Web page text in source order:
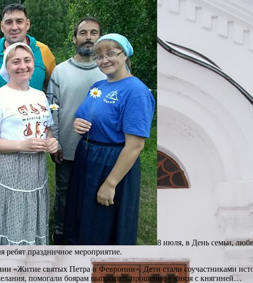
8 июля, в День семьи,
ребят праздничное мероприятие.
«Житие святых Петра и Февронии». Дети стали соучастниками
помогали боярам выпросить прощение у князя с княгиней…